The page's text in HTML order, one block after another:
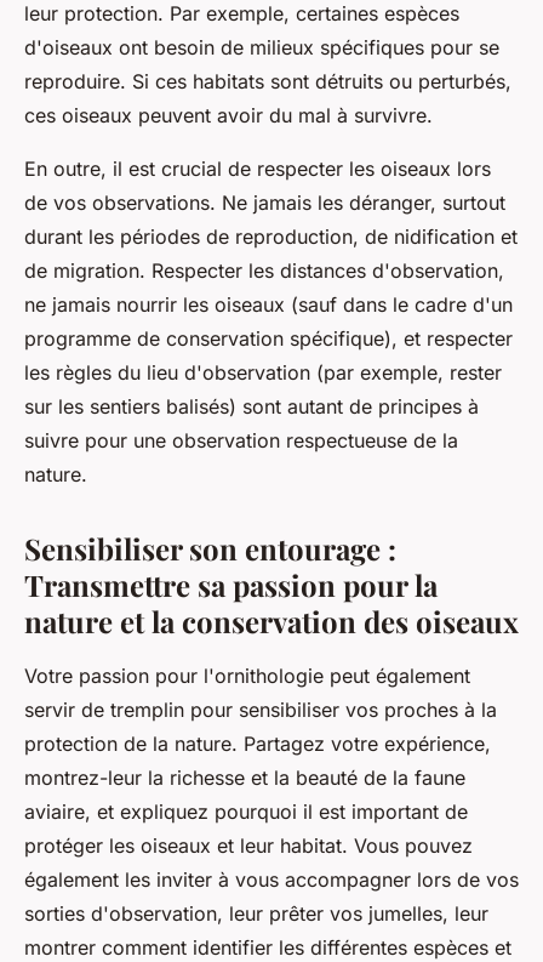
leur protection. Par exemple, certaines espèces
d'oiseaux ont besoin de milieux spécifiques pour se
reproduire. Si ces habitats sont détruits ou perturbés,
ces oiseaux peuvent avoir du mal à survivre.
En outre, il est crucial de respecter les oiseaux lors
de vos observations. Ne jamais les déranger, surtout
durant les périodes de reproduction, de nidification et
de migration. Respecter les distances d'observation,
ne jamais nourrir les oiseaux (sauf dans le cadre d'un
programme de conservation spécifique), et respecter
les règles du lieu d'observation (par exemple, rester
sur les sentiers balisés) sont autant de principes à
suivre pour une observation respectueuse de la
nature.
Sensibiliser son entourage :
Transmettre sa passion pour la
nature et la conservation des oiseaux
Votre passion pour l'ornithologie peut également
servir de tremplin pour sensibiliser vos proches à la
protection de la nature. Partagez votre expérience,
montrez-leur la richesse et la beauté de la faune
aviaire, et expliquez pourquoi il est important de
protéger les oiseaux et leur habitat. Vous pouvez
également les inviter à vous accompagner lors de vos
sorties d'observation, leur prêter vos jumelles, leur
montrer comment identifier les différentes espèces et